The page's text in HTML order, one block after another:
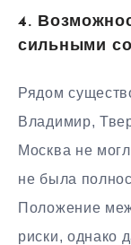
4.
сильными
Рядом
Владимир,
Москва не
не была
Положение
риски, однако